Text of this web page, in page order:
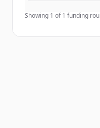
Showing 1 of1 funding